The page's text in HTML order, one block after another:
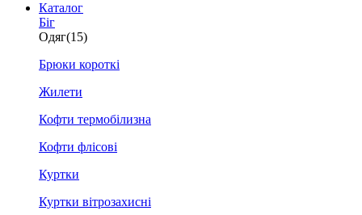
Каталог
Біг
Одяг(15)
Брюки короткі
Жилети
Кофти термобілизна
Кофти флісові
Куртки
Куртки вітрозахисні